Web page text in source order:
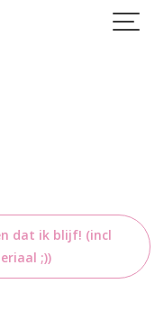
dat ik blijf! (incl
;))